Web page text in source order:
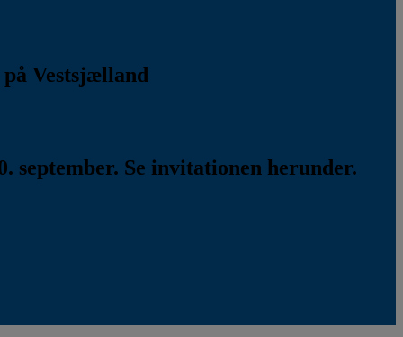
Vestsjælland
september. Se invitationen herunder.